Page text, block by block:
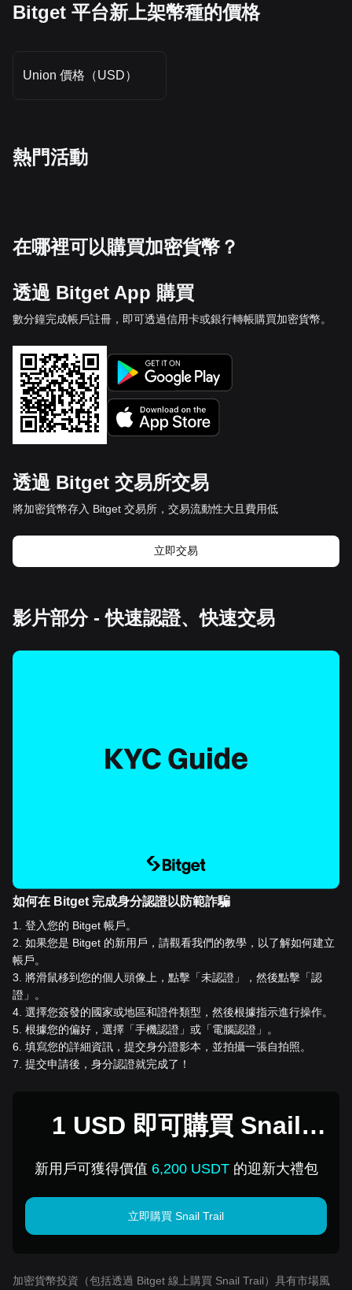
Bitget 平台新上架幣種的價格
Union 價格（USD）
熱門活動
在哪裡可以購買加密貨幣？
透過 Bitget App 購買
數分鐘完成帳戶註冊，即可透過信用卡或銀行轉帳購買加密貨幣。
透過 Bitget 交易所交易
將加密貨幣存入 Bitget 交易所，交易流動性大且費用低
立即交易
影片部分 - 快速認證、快速交易
如何在 Bitget 完成身分認證以防範詐騙
1
登入您的 Bitget 帳戶。
2 如果您是 Bitget 的新用戶，請觀看我們的教學，以了解如何建立
帳戶。
3 將滑鼠移到您的個人頭像上，點擊「未認證」，然後點擊「認
證」。
4 選擇您簽發的國家或地區和證件類型，然後根據指示進行操作。
5 根據您的偏好，選擇「手機認證」或「電腦認證」。
6 填寫您的詳細資訊，提交身分證影本，並拍攝一張自拍照。
7 提交申請後，身分認證就完成了！
1 USD 即可購買 Snail
新用戶可獲得價值 6,200 USDT的迎新大禮包
立即購買 Snail Trail
加密貨幣投資（包括透過 Bitget 線上購買 Snail Trail）具有市場風